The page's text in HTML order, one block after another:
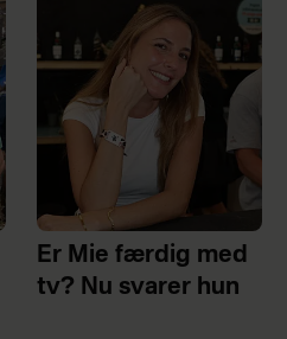
Er Mie færdig med
tv? Nu svarer hun